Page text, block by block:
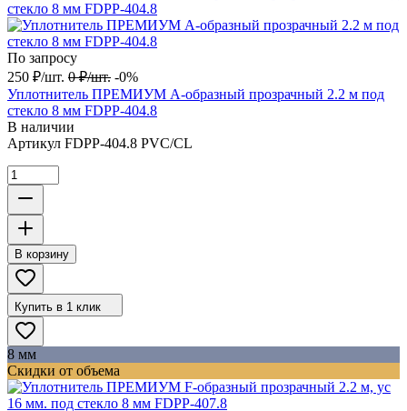
По запросу
250 ₽/шт. 0 ₽/шт. -0%
Уплотнитель ПРЕМИУМ А-образный прозрачный 2.2 м под
стекло 8 мм FDPP-404.8
В наличии
Артикул FDPP-404.8 PVC/CL
В корзину
Купить в 1 клик
8 мм
Скидки от объема